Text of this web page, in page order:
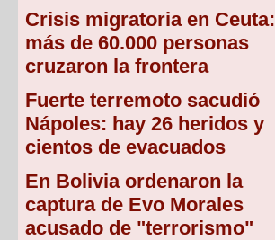
Crisis migratoria en Ceuta:
más de 60.000 personas
cruzaron la frontera
Fuerte terremoto sacudió
Nápoles: hay 26 heridos y
cientos de evacuados
En Bolivia ordenaron la
captura de Evo Morales
acusado de "terrorismo"